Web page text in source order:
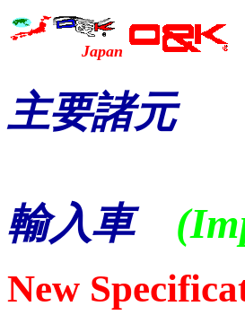
Japan
主要諸元（
輸入車
New